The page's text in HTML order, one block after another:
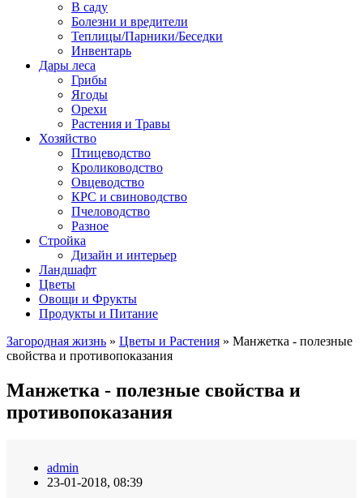
В саду
Болезни и вредители
Теплицы/Парники/Беседки
Инвентарь
Дары леса
Грибы
Ягоды
Орехи
Растения и Травы
Хозяйство
Птицеводство
Кролиководство
Овцеводство
КРС и свиноводство
Пчеловодство
Разное
Стройка
Дизайн и интерьер
Ландшафт
Цветы
Овощи и Фрукты
Продукты и Питание
Загородная жизнь » Цветы и Растения » Манжетка - полезные
свойства и противопоказания
Манжетка - полезные свойства и
противопоказания
admin
23-01-2018, 08:39